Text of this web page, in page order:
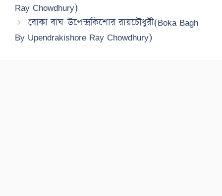
Ray Chowdhury)
বোকা বাঘ-উপেন্দ্রকিশোর রায়চৌধুরী(Boka Bagh
By Upendrakishore Ray Chowdhury)